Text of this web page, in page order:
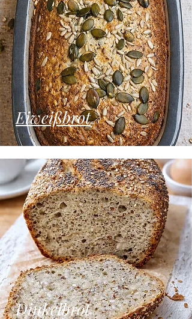
Eiweißbrot
Dinkelbrot